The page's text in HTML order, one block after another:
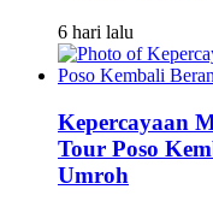
6 hari lalu
Kepercayaan
Tour Poso
Umroh